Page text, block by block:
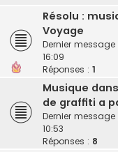
Résolu :
Voyage
Dernier
16:09
Réponses : 1
Musique
de graffiti a
Dernier
10:53
Réponses : 8